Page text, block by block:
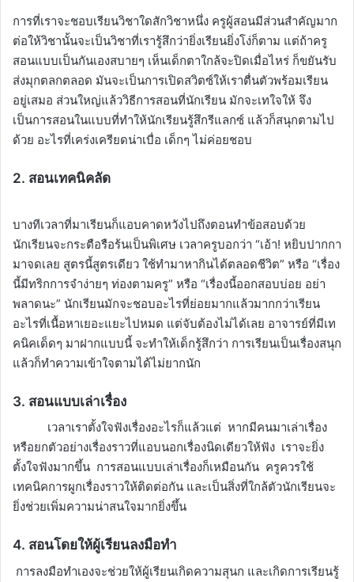
การที่เราจะชอบเรียนวิชาใดสักวิชาหนึ่ง ครูผู้สอนมีส่วนสำคัญมาก
ต่อให้วิชานั้นจะเป็นวิชาที่เรารู้สึกว่ายิ่งเรียนยิ่งโง่ก็ตาม แต่ถ้าครู
สอนแบบเป็นกันเองสบายๆ เห็นเด็กตาใกล้จะปิดเมื่อไหร่ ก็ขยันรับ
ส่งมุกตลกตลอด มันจะเป็นการเปิดสวิตซ์ให้เราตื่นตัวพร้อมเรียน
อยู่เสมอ ส่วนใหญ่แล้ววิธีการสอนที่นักเรียน มักจะเทใจให้ จึง
เป็นการสอนในแบบที่ทำให้นักเรียนรู้สึกรีแลกซ์ แล้วก็สนุกตามไป
ด้วย อะไรที่เคร่งเครียดน่าเบื่อ เด็กๆ ไม่ค่อยชอบ
2. สอนเทคนิคลัด
บางทีเวลาที่มาเรียนก็แอบคาดหวังไปถึงตอนทำข้อสอบด้วย
นักเรียนจะกระตือรือร้นเป็นพิเศษ เวลาครูบอกว่า “เอ้า! หยิบปากกา
มาจดเลย สูตรนี้สูตรเดียว ใช้ทำมาหากินได้ตลอดชีวิต” หรือ “เรื่อง
นี้มีทริกการจำง่ายๆ ท่องตามครู” หรือ “เรื่องนี้ออกสอบบ่อย อย่า
พลาดนะ” นักเรียนมักจะชอบอะไรที่ย่อยมากแล้วมากกว่าเรียน
อะไรที่เนื้อหาเยอะแยะไปหมด แต่จับต้องไม่ได้เลย อาจารย์ที่มีเท
คนิคเด็ดๆ มาฝากแบบนี้ จะทำให้เด็กรู้สึกว่า การเรียนเป็นเรื่องสนุก
แล้วก็ทำความเข้าใจตามได้ไม่ยากนัก
3. สอนแบบเล่าเรื่อง
เวลาเราตั้งใจฟังเรื่องอะไรก็แล้วแต่ หากมีคนมาเล่าเรื่อง
หรือยกตัวอย่างเรื่องราวที่แอบนอกเรื่องนิดเดียวให้ฟัง เราจะยิ่ง
ตั้งใจฟังมากขึ้น การสอนแบบเล่าเรื่องก็เหมือนกัน ครูควรใช้
เทคนิคการผูกเรื่องราวให้ติดต่อกัน และเป็นสิ่งที่ใกล้ตัวนักเรียนจะ
ยิ่งช่วยเพิ่มความน่าสนใจมากยิ่งขึ้น
4. สอนโดยให้ผู้เรียนลงมือทำ
การลงมือทำเองจะช่วยให้ผู้เรียนเกิดความสุนก และเกิดการเรียนรู้